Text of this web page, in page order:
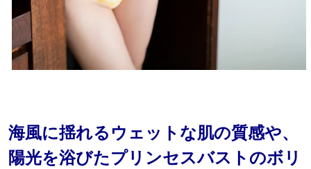
海風に揺れるウェットな肌の質感や、
陽光を浴びたプリンセスバストのボリ